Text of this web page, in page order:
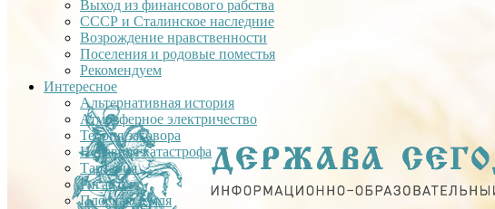
Выход из финансового рабства
СССР и Сталинское наследние
Возрождение нравственности
Поселения и родовые поместья
Рекомендуем
Интересное
Альтернативная история
Атмосферное электричество
Теория заговора
Недавняя катастрофа
Тартария
Гиганты
Плоская Земля